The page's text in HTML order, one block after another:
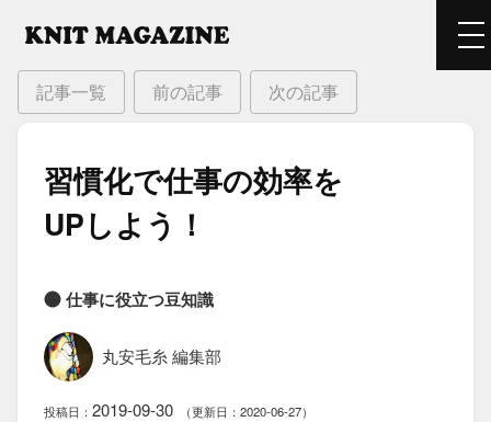
記事一覧 前の記事 次の記事
習慣化で​仕事の​効率を​
UPしよう！
仕事に役立つ豆知識
丸安毛糸 編集部
投稿日： 2019-09-30 （更新日：2020-06-27）